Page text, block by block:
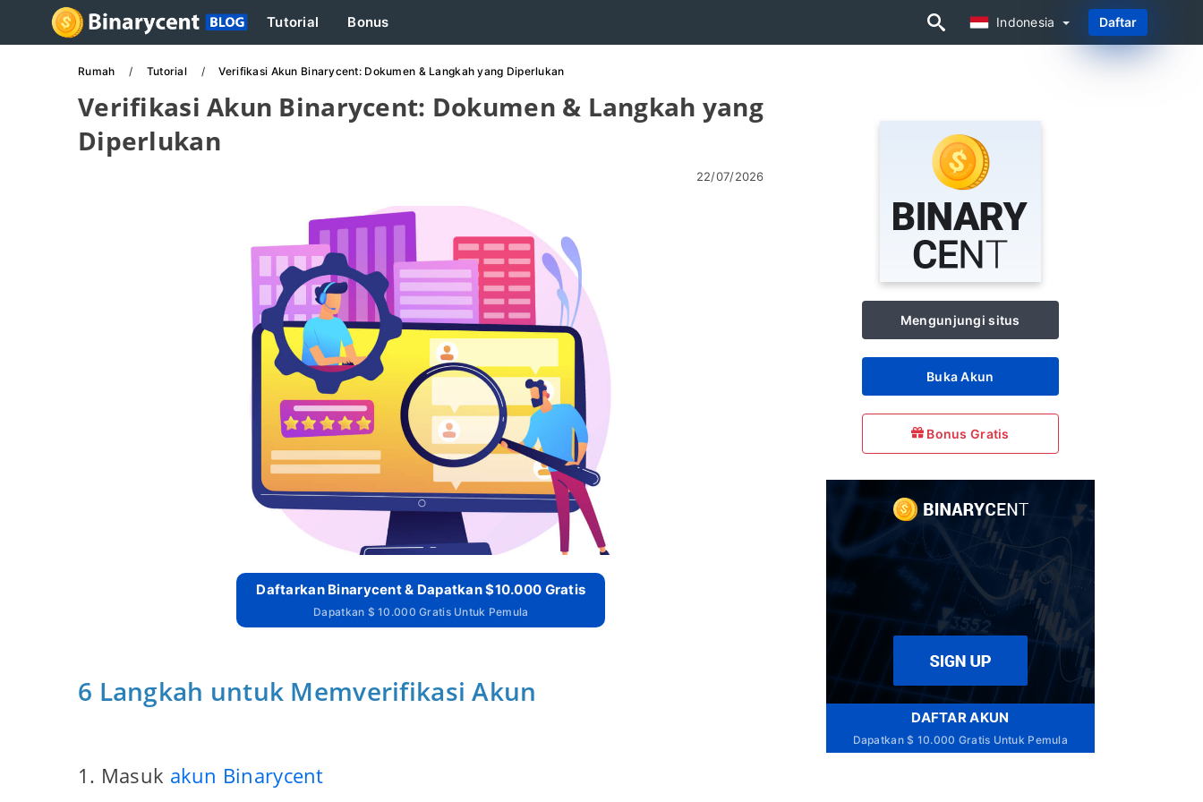
Indonesia
Tutorial Bonus Indonesia Daftar
Rumah Tutorial Verifikasi Akun Binarycent: Dokumen & Langkah yang Diperlukan
Verifikasi Akun Binarycent: Dokumen & Langkah yang
Diperlukan
22/07/2026
Daftarkan Binarycent & Dapatkan $10.000 Gratis
Dapatkan $ 10.000 Gratis Untuk Pemula
6 Langkah untuk Memverifikasi Akun
1. Masuk akun Binarycent
Mengunjungi situs
Buka Akun
Bonus Gratis
DAFTAR AKUN
Dapatkan $ 10.000 Gratis Untuk Pemula